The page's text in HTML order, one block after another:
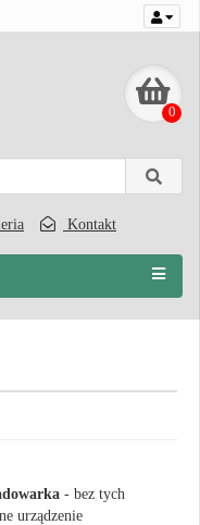
0
Kontakt
- bez tych
urządzenie